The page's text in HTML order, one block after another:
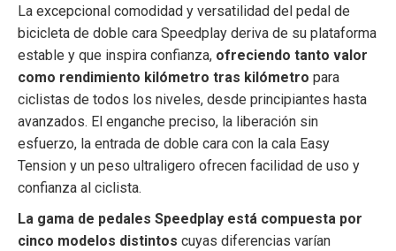
La excepcional comodidad y versatilidad del pedal de
bicicleta de doble cara Speedplay deriva de su plataforma
estable y que inspira confianza, ofreciendo tanto valor
como rendimiento kilómetro tras kilómetro para
ciclistas de todos los niveles, desde principiantes hasta
avanzados. El enganche preciso, la liberación sin
esfuerzo, la entrada de doble cara con la cala Easy
Tension y un peso ultraligero ofrecen facilidad de uso y
confianza al ciclista.
La gama de pedales Speedplay está compuesta por
cinco modelos distintos cuyas diferencias varían